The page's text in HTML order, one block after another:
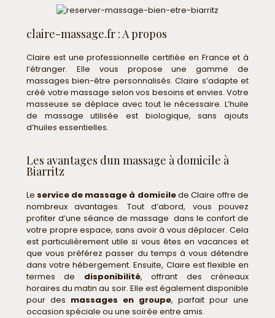
claire-massage.fr : A propos​
Claire est une professionnelle certifiée en France et à
l’étranger. Elle vous propose une gamme de
massages bien-être personnalisés. Claire s’adapte et
créé votre massage selon vos besoins et envies. Votre
masseuse se déplace avec tout le nécessaire. L’huile
de massage utilisée est biologique, sans ajouts
d’huiles essentielles.
Les avantages dun massage à domicile à
Biarritz
Le service de massage à domicilede Claire offre de
nombreux avantages. Tout d’abord, vous pouvez
profiter d’une séance de massage dans le confort de
votre propre espace, sans avoir à vous déplacer. Cela
est particulièrement utile si vous êtes en vacances et
que vous préférez passer du temps à vous détendre
dans votre hébergement. Ensuite, Claire est flexible en
termes de disponibilité, offrant des créneaux
horaires du matin au soir. Elle est également disponible
pour des massages en groupe, parfait pour une
occasion spéciale ou une soirée entre amis.